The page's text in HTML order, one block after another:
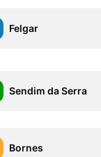
Felgar
Sendim da Serra
Bornes